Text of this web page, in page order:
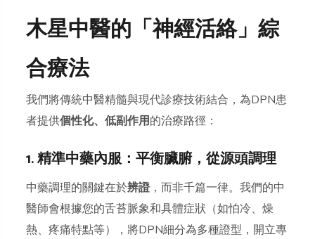
木星中醫的「神經活絡」綜
合療法
我們將傳統中醫精髓與現代診療技術結合，為DPN患
者提供個性化、低副作用的治療路徑：
1. 精準中藥內服：平衡臟腑，從源頭調理
中藥調理的關鍵在於辨證，而非千篇一律。我們的中
醫師會根據您的舌苔脈象和具體症狀（如怕冷、燥
熱、疼痛特點等），將DPN細分為多種證型，開立專